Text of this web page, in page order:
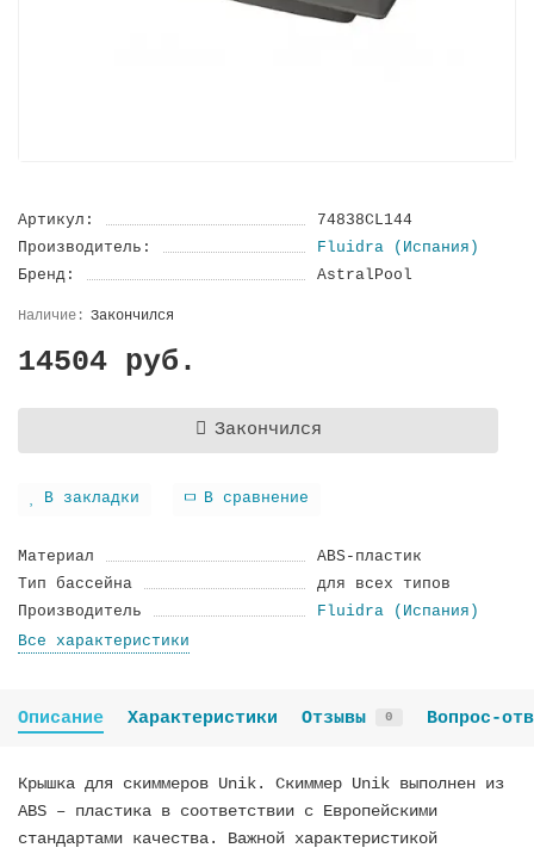
Артикул:
74838CL144
Производитель:
Fluidra (Испания)
Бренд:
AstralPool
Закончился
14504 руб.
Закончился
В закладки В сравнение
Материал
ABS-пластик
Тип бассейна
для всех типов
Производитель
Fluidra (Испания)
Все характеристики
Описание Характеристики Отзывы 0 Вопрос-
Крышка для скиммеров Unik. Скиммер Unik выполнен из
ABS – пластика в соответствии с Европейскими
стандартами качества. Важной характеристикой